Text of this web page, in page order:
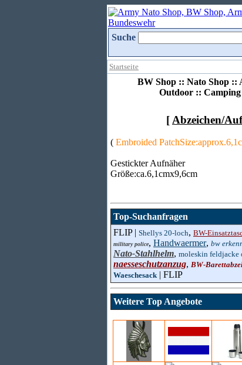
Suche
Startseite
BW Shop :: Nato Shop ::
Outdoor ::
[ Abzeichen/
( Embroided
Gestickter Aufnäher
Größe:ca.6,1cmx9,6cm
Top-Suchanfragen
FLIP | Shellys 20-loch, BW-
military police, Handwaermer, bw
Nato-Stahlhelm, moleskin feldjacke
naesseschutzanzug, BW-
Waeschesack | FLIP
Weitere Top Angebote